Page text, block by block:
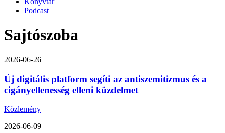
Podcast
Sajtószoba
2026-06-26
Új digitális platform segíti az antiszemitizmus és a
cigányellenesség elleni küzdelmet
Közlemény
2026-06-09